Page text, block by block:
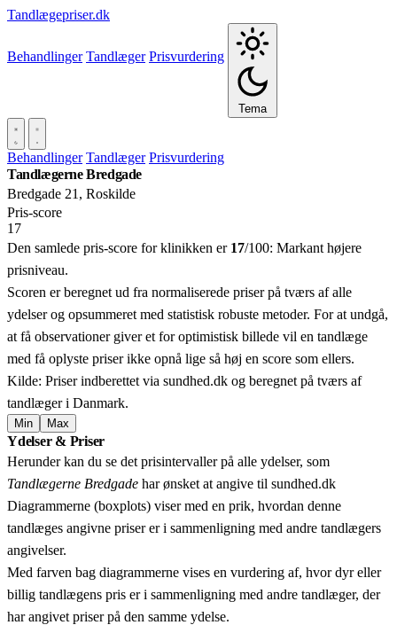
Tandlægepriser.dk
Behandlinger Tandlæger Prisvurdering
Tema
Behandlinger Tandlæger Prisvurdering
Tandlægerne Bredgade
Bredgade 21, Roskilde
Pris‑score
17
Den samlede pris-score for klinikken er 17/100: Markant højere
prisniveau.
Scoren er beregnet ud fra normaliserede priser på tværs af alle
ydelser og opsummeret med statistisk robuste metoder. For at undgå,
at få observationer giver et for optimistisk billede vil en tandlæge
med få oplyste priser ikke opnå lige så høj en score som ellers.
Kilde: Priser indberettet via sundhed.dk og beregnet på tværs af
tandlæger i Danmark.
Min Max
+
−
Ydelser & Priser
Herunder kan du se det prisintervaller på alle ydelser, som
Tandlægerne Bredgade har ønsket at angive til sundhed.dk
Diagrammerne (boxplots) viser med en prik, hvordan denne
tandlæges angivne priser er i sammenligning med andre tandlægers
angivelser.
Med farven bag diagrammerne vises en vurdering af, hvor dyr eller
billig tandlægens pris er i sammenligning med andre tandlæger, der
har angivet priser på den samme ydelse.